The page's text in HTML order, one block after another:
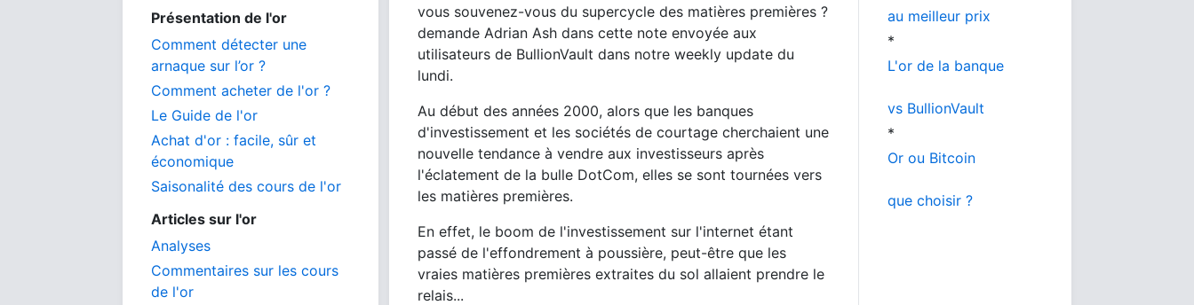
Présentation de l'or
Comment détecter une
arnaque sur l’or ?
Comment acheter de l'or ?
Le Guide de l'or
Achat d'or : facile, sûr et
économique
Saisonalité des cours de l'or
Articles sur l'or
Analyses
Commentaires sur les cours
de l'or
vous souvenez-vous du supercycle des matières premières ?
demande Adrian Ash dans cette note envoyée aux
utilisateurs de BullionVault dans notre weekly update du
lundi.
Au début des années 2000, alors que les banques
d'investissement et les sociétés de courtage cherchaient une
nouvelle tendance à vendre aux investisseurs après
l'éclatement de la bulle DotCom, elles se sont tournées vers
les matières premières.
En effet, le boom de l'investissement sur l'internet étant
passé de l'effondrement à poussière, peut-être que les
vraies matières premières extraites du sol allaient prendre le
relais...
au meilleur prix
*
L'or de la banque
vs BullionVault
*
Or ou Bitcoin
que choisir ?